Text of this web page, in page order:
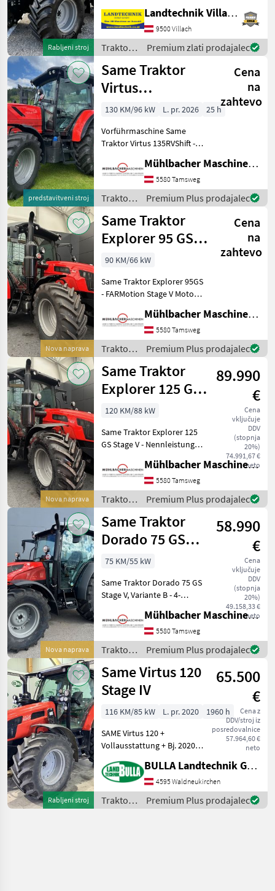
Rabljeni stroj
stopenjskim prestavljanjem
pod obremenitvijo 30/30 in
funkcijo Stop & Go, udobna
kabina z zr
Landtechnik Villach GmbH
9500 Villach
Traktor /
Same
Premium zlati prodajalec
predstavitveni stroj
Same Traktor
Virtus
135RVShift
Vorführmaschine
Cena
na
zahtevo
130 KM/96 kW L. pr. 2026
25 h
Vorführmaschine Same
Traktor Virtus 135RVShift -
V Motor - Nennleistung
130PS/95, 6kW - Lenksäule
schwenk- und
teleskopierbar - Auto
Mühlbacher Maschinen GmbH
5580 Tamsweg
Traktor /
Same
Premium Plus prodajalec
Nova naprava
Same Traktor
Explorer 95 GS
Stage V
Cena
na
zahtevo
90 KM/66 kW
Same Traktor Explorer 95GS
- FARMotion Stage V Motor
Zylinder, Hubraum
Stage V - homologierte
Leistung 90PS/
Mühlbacher Maschinen GmbH
5580 Tamsweg
Traktor /
Same
Premium Plus prodajalec
Nova naprava
Same Traktor
Explorer 125 GS
Stage V
89.990
€
Cena
vključuje
DDV
(stopnja
20%)
74.991,67 €
neto
120 KM/88 kW
Same Traktor Explorer 125
GS Stage V - Nennleistung
Motor - Lenksäule schwenk-
und teleskopierbar -
Automatik-Sicherheitsgurt
für F
Mühlbacher Maschinen GmbH
5580 Tamsweg
Traktor /
Same
Premium Plus prodajalec
Nova naprava
Same Traktor
Dorado 75 GS
Stage V
58.990
€
Cena
vključuje
DDV
(stopnja
20%)
49.158,33 €
neto
75 KM/55 kW
Same Traktor Dorado 75 GS
Stage V, Variante B - 4-
75PS - Lenksäule schwenk-
und teleskopierbar -
Automatik-Sicherheitsgurt
für Fahrersitz
Mühlbacher Maschinen GmbH
5580 Tamsweg
Traktor /
Same
Premium Plus prodajalec
Rabljeni stroj
Same Virtus 120
Stage IV
65.500
€
Cena z
DDV/stroj iz
posredovalnice
57.964,60 €
neto
116 KM/85 kW L. pr. 2020
1960 h
SAME Virtus 120 +
Vollausstattung + Bj. 2020 +
Getriebe + Power Shuttle
einstellbar + 3-fach
Lastschaltung + 4-fach
Zapfwelle + Fronthubw
BULLA Landtechnik GmbH
4595 Waldneukirchen
Traktor /
Same
Premium Plus prodajalec